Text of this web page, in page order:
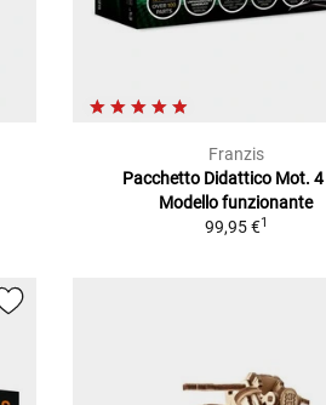
Franzis
Pacchetto Didattico Mot. 4
Modello funzionante
99,95 €1